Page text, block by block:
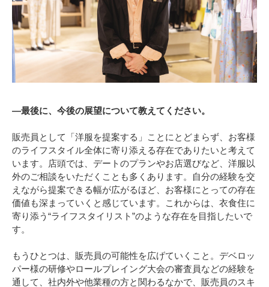
―最後に、今後の展望について教えてください。
販売員として「洋服を提案する」ことにとどまらず、お客様
のライフスタイル全体に寄り添える存在でありたいと考えて
います。店頭では、デートのプランやお店選びなど、洋服以
外のご相談をいただくことも多くあります。自分の経験を交
えながら提案できる幅が広がるほど、お客様にとっての存在
価値も深まっていくと感じています。これからは、衣食住に
寄り添う“ライフスタイリスト”のような存在を目指したいで
す。
もうひとつは、販売員の可能性を広げていくこと。デベロッ
パー様の研修やロールプレイング大会の審査員などの経験を
通して、社内外や他業種の方と関わるなかで、販売員のスキ